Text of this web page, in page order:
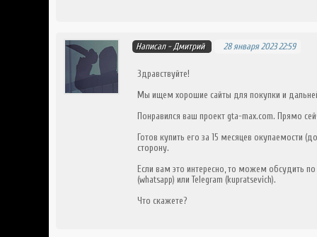
Написал -Дмитрий 28 января 2023 22:59
Здравствуйте!
Мы ищем хорошие сайты для покупки и
Понравился ваш проект gta-max.com. Прямо
Готов купить его за 15 месяцев окупаемости
сторону.
Если вам это интересно, то можем обсудить
(whatsapp) или Telegram (kupratsevich).
Что скажете?